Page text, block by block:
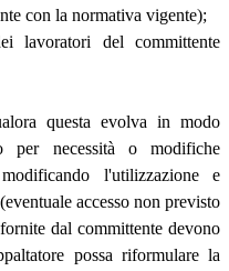
con la normativa vigente);
lavoratori del committente
questa evolva in modo
per necessità o modifiche
l'utilizzazione e
accesso non previsto
dal committente devono
possa riformulare la